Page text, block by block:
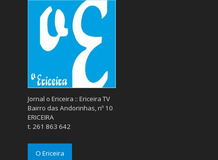
Jornal o Ericeira :: Ericeira TV
Bairro das Andorinhas, nº 10
ERICEIRA
t. 261 863 642
O Ericeira